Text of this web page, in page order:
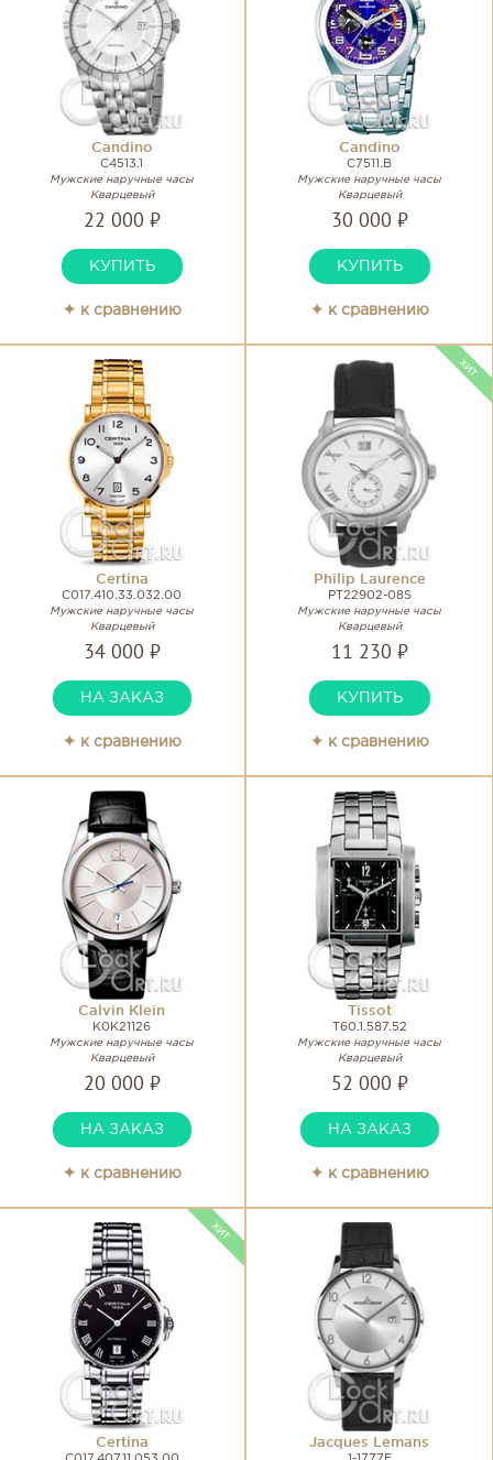
Candino
C4513.1
Мужские наручные часы
Кварцевый
22 000 ₽
КУПИТЬ
✦ к сравнению
Candino
C7511.B
Мужские наручные часы
Кварцевый
30 000 ₽
КУПИТЬ
✦ к сравнению
Certina
C017.410.33.032.00
Мужские наручные часы
Кварцевый
34 000 ₽
НА ЗАКАЗ
✦ к сравнению
Philip Laurence
PT22902-08S
Мужские наручные часы
Кварцевый
11 230 ₽
КУПИТЬ
✦ к сравнению
Calvin Klein
K0K21126
Мужские наручные часы
Кварцевый
20 000 ₽
НА ЗАКАЗ
✦ к сравнению
Tissot
T60.1.587.52
Мужские наручные часы
Кварцевый
52 000 ₽
НА ЗАКАЗ
✦ к сравнению
Certina Jacques Lemans